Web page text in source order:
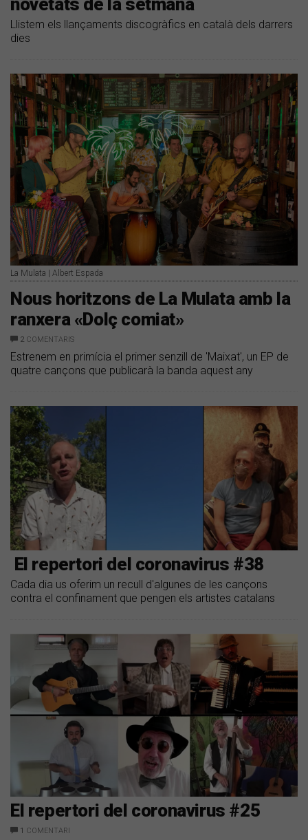
Llistem els llançaments discogràfics en català dels darrers
dies
La Mulata | Albert Espada
Nous horitzons de La Mulata amb la
ranxera «Dolç comiat»
2 COMENTARIS
Estrenem en primícia el primer senzill de 'Maixat', un EP de
quatre cançons que publicarà la banda aquest any
​ El repertori del coronavirus #38
Cada dia us oferim un recull d'algunes de les cançons
contra el confinament que pengen els artistes catalans
El repertori del coronavirus #25
1 COMENTARI